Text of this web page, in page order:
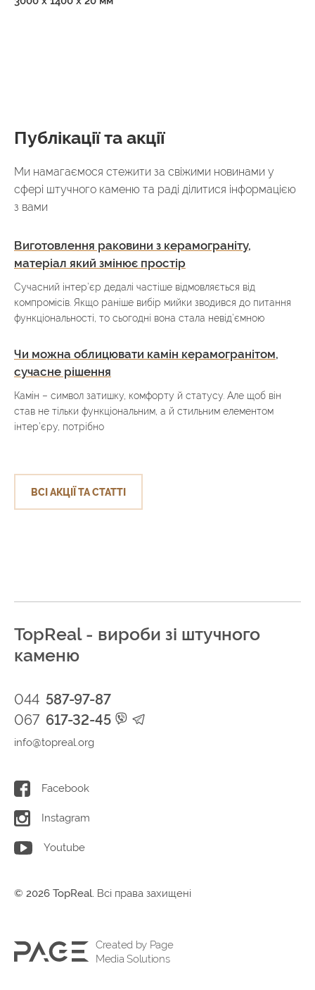
Публікації та акції
Ми намагаємося стежити за свіжими новинами у
сфері штучного каменю та раді ділитися інформацією
з вами
Виготовлення раковини з керамограніту,
матеріал який змінює простір
Сучасний інтер’єр дедалі частіше відмовляється від
компромісів. Якщо раніше вибір мийки зводився до питання
функціональності, то сьогодні вона стала невід’ємною
Чи можна облицювати камін керамогранітом,
сучасне рішення
Камін – символ затишку, комфорту й статусу. Але щоб він
став не тільки функціональним, а й стильним елементом
інтер’єру, потрібно
ВСІ АКЦІЇ ТА СТАТТІ
TopReal - вироби зі штучного
каменю
044 587-97-87
067 617-32-45
info@topreal.org
Facebook
Instagram
Youtube
© 2026 TopReal. Всі права захищені
Created by Page
Media Solutions